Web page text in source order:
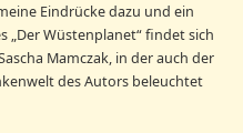
Eindrücke dazu und ein
„Der Wüstenplanet“ findet sich
Mamczak, in der auch der
des Autors beleuchtet